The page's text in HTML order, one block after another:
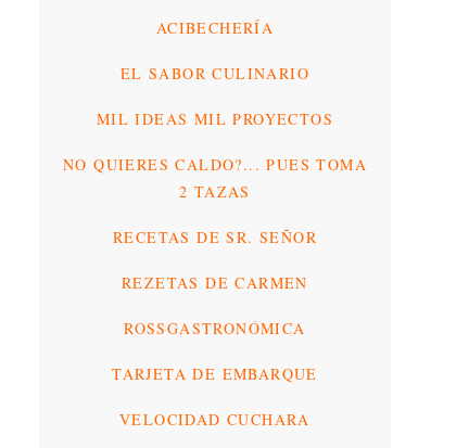
ACIBECHERÍA
EL SABOR CULINARIO
MIL IDEAS MIL PROYECTOS
NO QUIERES CALDO?... PUES TOMA
2 TAZAS
RECETAS DE SR. SEÑOR
REZETAS DE CARMEN
ROSSGASTRONÓMICA
TARJETA DE EMBARQUE
VELOCIDAD CUCHARA